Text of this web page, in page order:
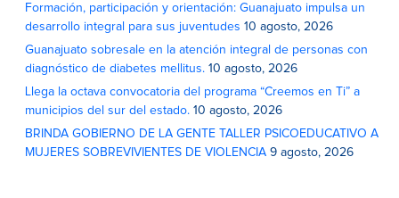
Formación, participación y orientación: Guanajuato impulsa un
desarrollo integral para sus juventudes 10 agosto, 2026
Guanajuato sobresale en la atención integral de personas con
diagnóstico de diabetes mellitus. 10 agosto, 2026
Llega la octava convocatoria del programa “Creemos en Ti” a
municipios del sur del estado. 10 agosto, 2026
BRINDA GOBIERNO DE LA GENTE TALLER PSICOEDUCATIVO A
MUJERES SOBREVIVIENTES DE VIOLENCIA 9 agosto, 2026